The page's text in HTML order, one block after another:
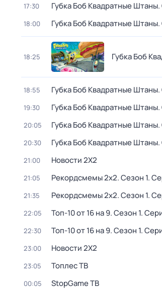
17:30 Губка Боб Квадратные Штаны
18:00 Губка Боб Квадратные Штаны
18:25 Губка Боб
18:55 Губка Боб Квадратные Штаны
19:30 Губка Боб Квадратные Штаны
20:05 Губка Боб Квадратные Штаны
20:30 Губка Боб Квадратные Штаны
21:00 Новости 2Х2
21:05 Рекордсмемы 2х2. Сезон 1.
21:35 Рекордсмемы 2х2. Сезон 1.
22:05 Топ-10 от 16 на 9. Сезон 1.
22:30 Топ-10 от 16 на 9. Сезон 1.
23:00 Новости 2Х2
23:05 Топлес ТВ
00:05 StopGame ТВ